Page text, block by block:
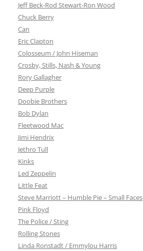
Jeff Beck-Rod Stewart-Ron Wood
Chuck Berry
Can
Eric Clapton
Colosseum / John Hiseman
Crosby, Stills, Nash & Young
Rory Gallagher
Deep Purple
Doobie Brothers
Bob Dylan
Fleetwood Mac
Jimi Hendrix
Jethro Tull
Kinks
Led Zeppelin
Little Feat
Steve Marriott – Humble Pie – Small Faces
Pink Floyd
The Police / Sting
Rolling Stones
Linda Ronstadt / Emmylou Harris